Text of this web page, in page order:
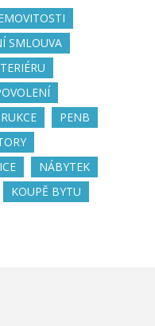
SMLOUVA
PENB
NÁBYTEK
KOUPĚ BYTU